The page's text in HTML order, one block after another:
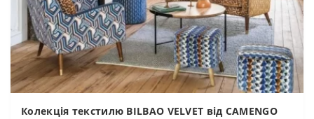
Колекція текстилю BILBAO VELVET від CAMENGO